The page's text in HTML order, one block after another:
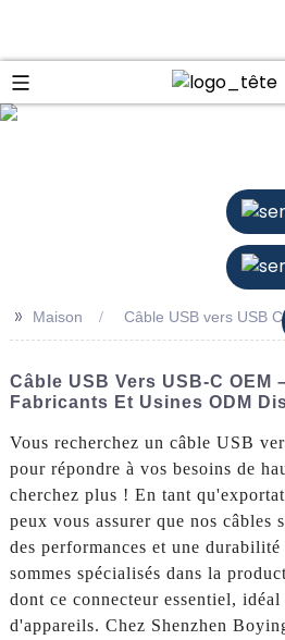
>> Maison Câble USB vers USB
Câble USB Vers USB-C OEM
Fabricants Et Usines ODM
Vous recherchez un câble USB
pour répondre à vos besoins de
cherchez plus ! En tant
peux vous assurer que nos
des performances et une
sommes spécialisés dans la
dont ce connecteur essentiel,
d'appareils. Chez Shenzhen